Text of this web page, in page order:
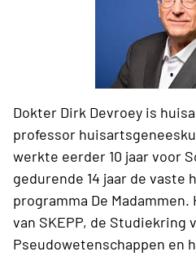
Dokter Dirk Devroey is
professor
werkte eerder 10 jaar voor
gedurende 14 jaar de vaste
programma De
van SKEPP, de Studiekring
Pseudowetenschappen en